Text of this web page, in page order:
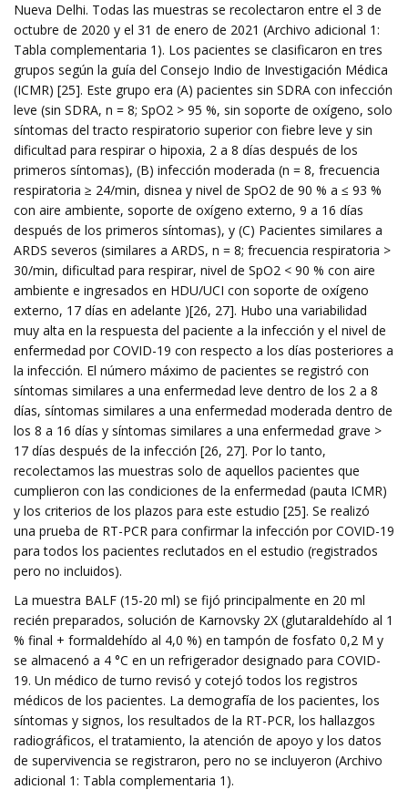
Nueva Delhi. Todas las muestras se recolectaron entre el 3 de
octubre de 2020 y el 31 de enero de 2021 (Archivo adicional 1:
Tabla complementaria 1). Los pacientes se clasificaron en tres
grupos según la guía del Consejo Indio de Investigación Médica
(ICMR) [25]. Este grupo era (A) pacientes sin SDRA con infección
leve (sin SDRA, n = 8; SpO2 > 95 %, sin soporte de oxígeno, solo
síntomas del tracto respiratorio superior con fiebre leve y sin
dificultad para respirar o hipoxia, 2 a 8 días después de los
primeros síntomas), (B) infección moderada (n = 8, frecuencia
respiratoria ≥ 24/min, disnea y nivel de SpO2 de 90 % a ≤ 93 %
con aire ambiente, soporte de oxígeno externo, 9 a 16 días
después de los primeros síntomas), y (C) Pacientes similares a
ARDS severos (similares a ARDS, n = 8; frecuencia respiratoria >
30/min, dificultad para respirar, nivel de SpO2 < 90 % con aire
ambiente e ingresados ​​en HDU/UCI con soporte de oxígeno
externo, 17 días en adelante )[26, 27]. Hubo una variabilidad
muy alta en la respuesta del paciente a la infección y el nivel de
enfermedad por COVID-19 con respecto a los días posteriores a
la infección. El número máximo de pacientes se registró con
síntomas similares a una enfermedad leve dentro de los 2 a 8
días, síntomas similares a una enfermedad moderada dentro de
los 8 a 16 días y síntomas similares a una enfermedad grave >
17 días después de la infección [26, 27]. Por lo tanto,
recolectamos las muestras solo de aquellos pacientes que
cumplieron con las condiciones de la enfermedad (pauta ICMR)
y los criterios de los plazos para este estudio [25]. Se realizó
una prueba de RT-PCR para confirmar la infección por COVID-19
para todos los pacientes reclutados en el estudio (registrados
pero no incluidos).
La muestra BALF (15-20 ml) se fijó principalmente en 20 ml
recién preparados, solución de Karnovsky 2X (glutaraldehído al 1
% final + formaldehído al 4,0 %) en tampón de fosfato 0,2 M y
se almacenó a 4 °C en un refrigerador designado para COVID-
19. Un médico de turno revisó y cotejó todos los registros
médicos de los pacientes. La demografía de los pacientes, los
síntomas y signos, los resultados de la RT-PCR, los hallazgos
radiográficos, el tratamiento, la atención de apoyo y los datos
de supervivencia se registraron, pero no se incluyeron (Archivo
adicional 1: Tabla complementaria 1).